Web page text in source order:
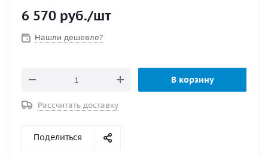
1976-91, F60 (4 stroke) 1999 & Newer, 13 spline
6 570 руб./шт
Нашли дешевле?
В корзину
Рассчитать доставку
Поделиться